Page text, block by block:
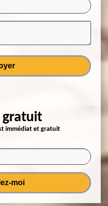
gratuit
immédiat et gratuit